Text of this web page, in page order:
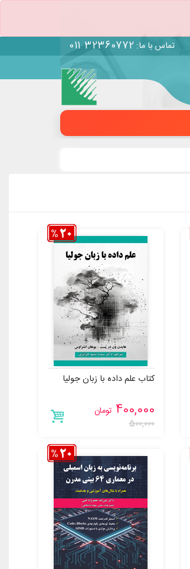
تماس با ما: 011 32360772
کتاب علم داده با زبان جولیا
400,000 تومان
500,000